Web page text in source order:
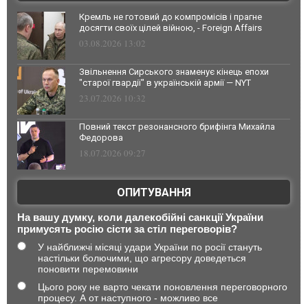
Кремль не готовий до компромісів і прагне
досягти своїх цілей війною, - Foreign Affairs
03.08.2026 13:02
Звільнення Сирського знаменує кінець епохи
"старої гвардії" в українській армії — NYT
23.07.2026 10:32
Повний текст резонансного брифінга Михайла
Федорова
18.07.2026 09:27
ОПИТУВАННЯ
На вашу думку, коли далекобійні санкції України
примусять росію сісти за стіл переговорів?
У найближчі місяці удари України по росії стануть
настільки болючими, що агресору доведеться
поновити перемовини
Цього року не варто чекати поновлення переговорного
процесу. А от наступного - можливо все